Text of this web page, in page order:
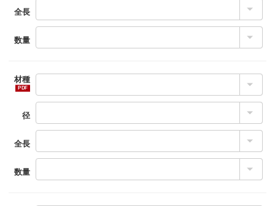
全長
数量
材種
径
全長
数量